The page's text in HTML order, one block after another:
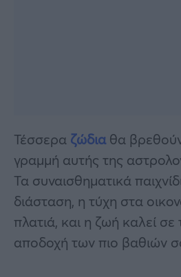
Τέσσερα ζώδια θα
γραμμή αυτής της
Τα συναισθηματικά
διάσταση, η τύχη στα
πλατιά, και η ζωή καλεί σε
αποδοχή των πιο βαθιών